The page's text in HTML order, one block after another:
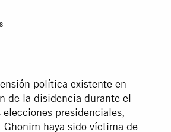
política existente en
de la disidencia durante el
presidenciales,
Ghonim haya sido víctima de